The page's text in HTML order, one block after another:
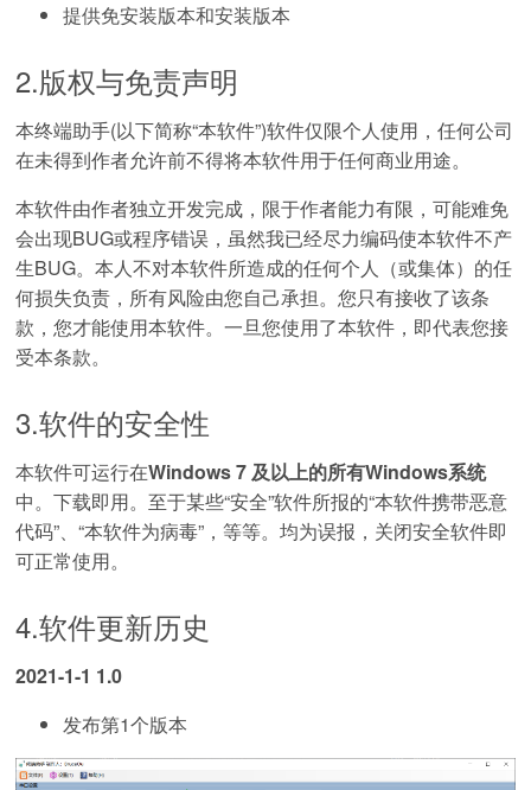
提供免安装版本和安装版本
2.版权与免责声明
本终端助手(以下简称“本软件”)软件仅限个人使用，任何公司
在未得到作者允许前不得将本软件用于任何商业用途。
本软件由作者独立开发完成，限于作者能力有限，可能难免
会出现BUG或程序错误，虽然我已经尽力编码使本软件不产
生BUG。本人不对本软件所造成的任何个人（或集体）的任
何损失负责，所有风险由您自己承担。您只有接收了该条
款，您才能使用本软件。一旦您使用了本软件，即代表您接
受本条款。
3.软件的安全性
本软件可运行在Windows 7 及以上的所有Windows系统
中。下载即用。至于某些“安全”软件所报的“本软件携带恶意
代码”、“本软件为病毒”，等等。均为误报，关闭安全软件即
可正常使用。
4.软件更新历史
2021-1-1 1.0
发布第1个版本